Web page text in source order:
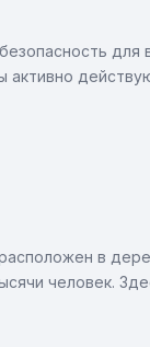
для
активно
в
человек.